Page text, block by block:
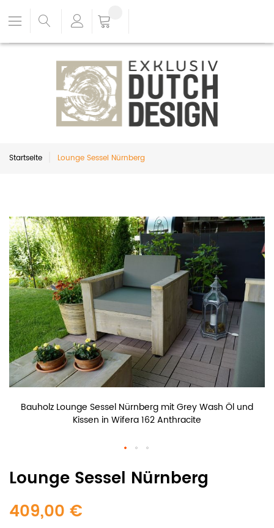
Startseite Lounge Sessel Nürnberg
Lounge Sessel Nürnberg
409,00 €
Bauholz Lounge Sessel Nürnberg mit Grey Wash Öl und
Kissen in Wifera 162 Anthracite